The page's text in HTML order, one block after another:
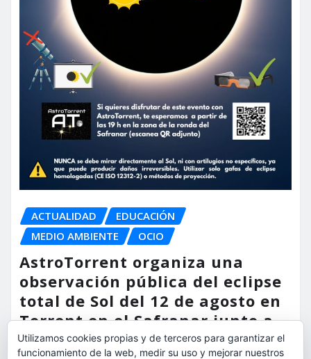
ACTUALIDAD
EDUCACIÓN
MEDIO AMBIENTE
OCIO
AstroTorrent organiza una
observación pública del eclipse
total de Sol del 12 de agosto en
Torrent en el Safranar junto a
las vías del AVE
Utilizamos cookies propias y de terceros para garantizar el
funcionamiento de la web, medir su uso y mejorar nuestros